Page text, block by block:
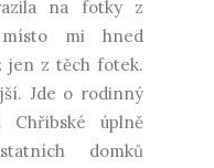
na fotky z
mi hned
jen z těch fotek.
Jde o rodinný
úplně
domků